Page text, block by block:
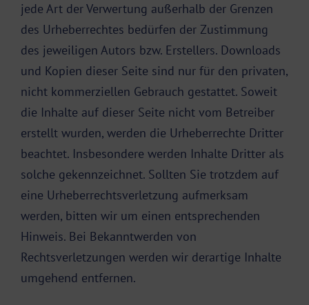
jede Art der Verwertung außerhalb der Grenzen
des Urheberrechtes bedürfen der Zustimmung
des jeweiligen Autors bzw. Erstellers. Downloads
und Kopien dieser Seite sind nur für den privaten,
nicht kommerziellen Gebrauch gestattet. Soweit
die Inhalte auf dieser Seite nicht vom Betreiber
erstellt wurden, werden die Urheberrechte Dritter
beachtet. Insbesondere werden Inhalte Dritter als
solche gekennzeichnet. Sollten Sie trotzdem auf
eine Urheberrechtsverletzung aufmerksam
werden, bitten wir um einen entsprechenden
Hinweis. Bei Bekanntwerden von
Rechtsverletzungen werden wir derartige Inhalte
umgehend entfernen.